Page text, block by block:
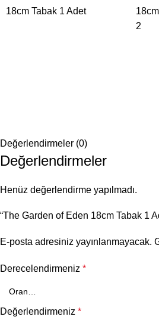
Değerlendirmeler (0)
Değerlendirmeler
Henüz değerlendirme yapılmadı.
“The Garden of Eden 18cm Tabak 1
E-posta adresiniz yayınlanmayacak.
Derecelendirmeniz *
Değerlendirmeniz *